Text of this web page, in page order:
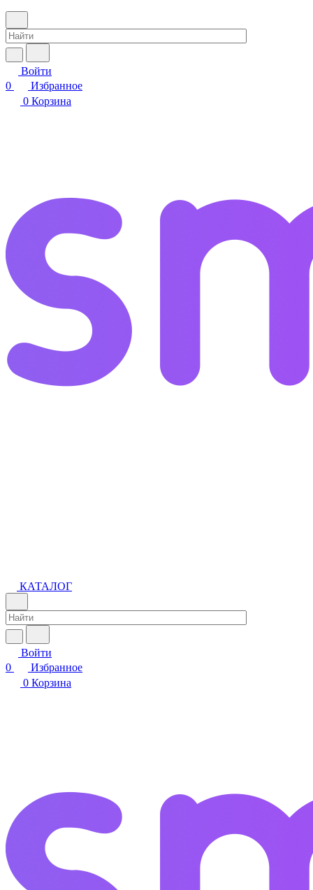
Войти
0
Избранное
0 Корзина
КАТАЛОГ
Войти
0
Избранное
0 Корзина